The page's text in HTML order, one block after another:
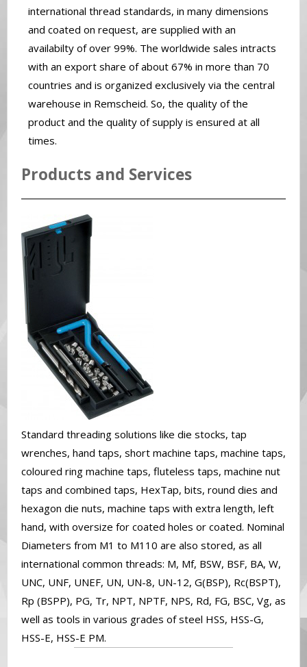
international thread standards, in many dimensions
and coated on request, are supplied with an
availabilty of over 99%. The worldwide sales intracts
with an export share of about 67% in more than 70
countries and is organized exclusively via the central
warehouse in Remscheid. So, the quality of the
product and the quality of supply is ensured at all
times.
Products and Services
Standard threading solutions like die stocks, tap
wrenches, hand taps, short machine taps, machine taps,
coloured ring machine taps, fluteless taps, machine nut
taps and combined taps, HexTap, bits, round dies and
hexagon die nuts, machine taps with extra length, left
hand, with oversize for coated holes or coated. Nominal
Diameters from M1 to M110 are also stored, as all
international common threads: M, Mf, BSW, BSF, BA, W,
UNC, UNF, UNEF, UN, UN-8, UN-12, G(BSP), Rc(BSPT),
Rp (BSPP), PG, Tr, NPT, NPTF, NPS, Rd, FG, BSC, Vg, as
well as tools in various grades of steel HSS, HSS-G,
HSS-E, HSS-E PM.